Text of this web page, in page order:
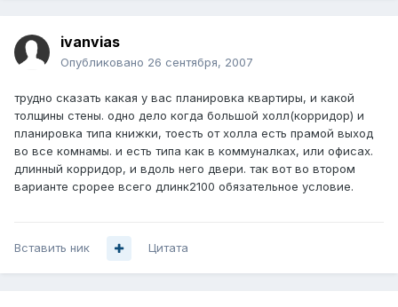
ivanvias
Опубликовано 26 сентября, 2007
трудно сказать какая у вас планировка квартиры, и какой
толщины стены. одно дело когда большой холл(корридор) и
планировка типа книжки, тоесть от холла есть прамой выход
во все комнамы. и есть типа как в коммуналках, или офисах.
длинный корридор, и вдоль него двери. так вот во втором
варианте срорее всего длинк2100 обязательное условие.
Вставить ник Цитата